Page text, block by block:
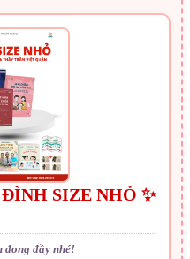
SIZE NHỎ ✨
đong đầy nhé!